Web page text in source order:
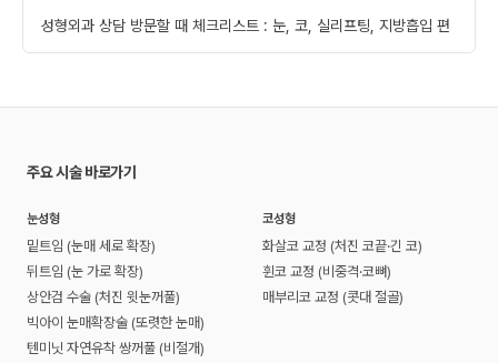
성형외과 상담 방문할 때 체크리스트 : 눈, 코, 실리프팅, 지방흡입 편
주요 시술 바로가기
눈성형
밑트임 (눈매 세로 확장)
뒤트임 (눈 가로 확장)
상안검 수술 (처진 윗눈꺼풀)
빅아이 눈매확장술 (또렷한 눈매)
텐미닛 자연유착 쌍꺼풀 (비절개)
코성형
화살코 교정 (처진 코끝·긴 코)
휜코 교정 (비중격·코뼈)
매부리코 교정 (콧대 절골)